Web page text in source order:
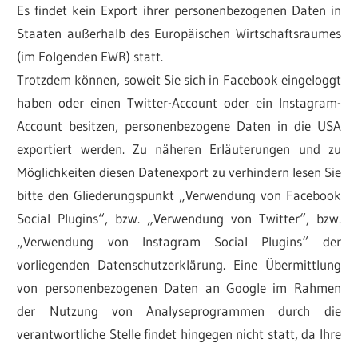
Es findet kein Export ihrer personenbezogenen Daten in
Staaten außerhalb des Europäischen Wirtschaftsraumes
(im Folgenden EWR) statt.
Trotzdem können, soweit Sie sich in Facebook eingeloggt
haben oder einen Twitter-Account oder ein Instagram-
Account besitzen, personenbezogene Daten in die USA
exportiert werden. Zu näheren Erläuterungen und zu
Möglichkeiten diesen Datenexport zu verhindern lesen Sie
bitte den Gliederungspunkt „Verwendung von Facebook
Social Plugins“, bzw. „Verwendung von Twitter“, bzw.
„Verwendung von Instagram Social Plugins“ der
vorliegenden Datenschutzerklärung. Eine Übermittlung
von personenbezogenen Daten an Google im Rahmen
der Nutzung von Analyseprogrammen durch die
verantwortliche Stelle findet hingegen nicht statt, da Ihre